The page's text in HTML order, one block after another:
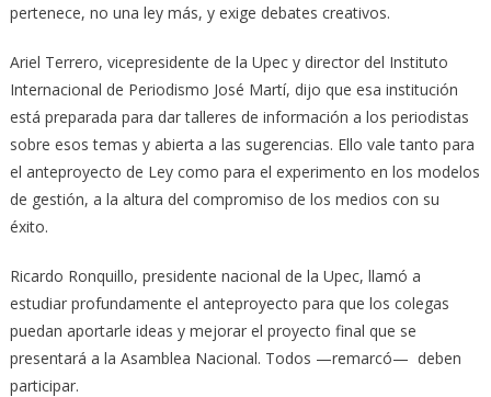
pertenece, no una ley más, y exige debates creativos.
Ariel Terrero, vicepresidente de la Upec y director del Instituto
Internacional de Periodismo José Martí, dijo que esa institución
está preparada para dar talleres de información a los periodistas
sobre esos temas y abierta a las sugerencias. Ello vale tanto para
el anteproyecto de Ley como para el experimento en los modelos
de gestión, a la altura del compromiso de los medios con su
éxito.
Ricardo Ronquillo, presidente nacional de la Upec, llamó a
estudiar profundamente el anteproyecto para que los colegas
puedan aportarle ideas y mejorar el proyecto final que se
presentará a la Asamblea Nacional. Todos —remarcó— deben
participar.